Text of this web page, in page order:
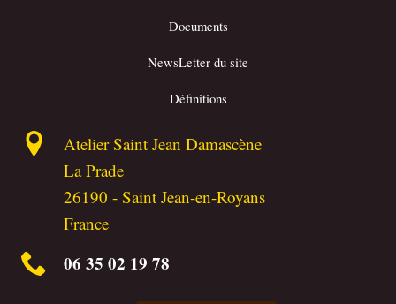
Documents
NewsLetter du site
Définitions
Atelier Saint Jean Damascène
La Prade
26190 -Saint Jean-en-Royans
France
06 35 02 19 78